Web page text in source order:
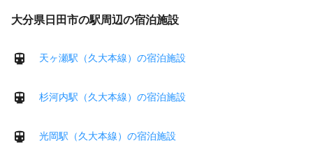
大分県日田市の駅周辺の宿泊施設
天ヶ瀬駅（久大本線）の宿泊施設
杉河内駅（久大本線）の宿泊施設
光岡駅（久大本線）の宿泊施設